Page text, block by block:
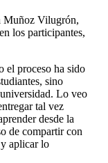
Muñoz Vilugrón,
los participantes,
el proceso ha sido
sino
Lo veo
tal vez
desde la
de compartir con
y aplicar lo